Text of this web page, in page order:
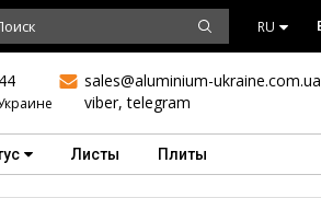
RU
sales@aluminium-ukraine.com.ua
viber,telegram
Листы Плиты